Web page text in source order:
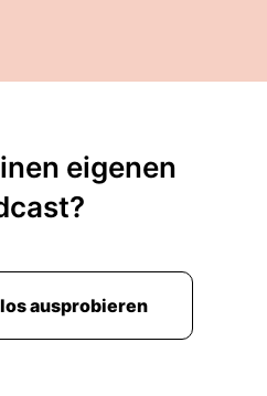
eigenen
ausprobieren